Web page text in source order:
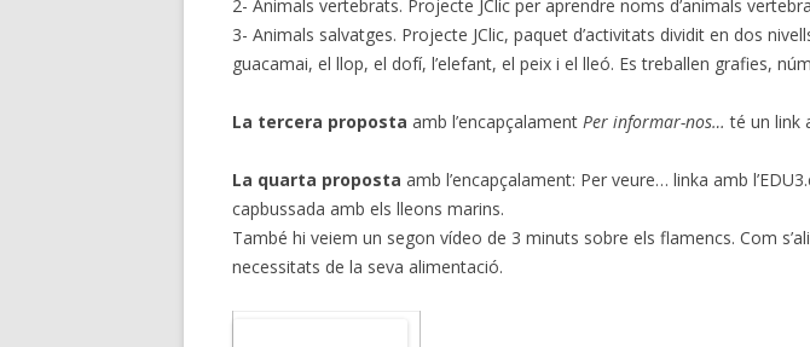
2- Animals vertebrats. Projecte JClic per aprendre noms d’animals
3- Animals salvatges. Projecte JClic, paquet d’activitats dividit en dos
guacamai, el llop, el dofí, l’elefant, el peix i el lleó. Es treballen grafies,
La tercera proposta amb l’encapçalament Per informar-nos… té un link
La quarta proposta amb l’encapçalament: Per veure… linka amb
capbussada amb els lleons marins.
També hi veiem un segon vídeo de 3 minuts sobre els flamencs. Com
necessitats de la seva alimentació.